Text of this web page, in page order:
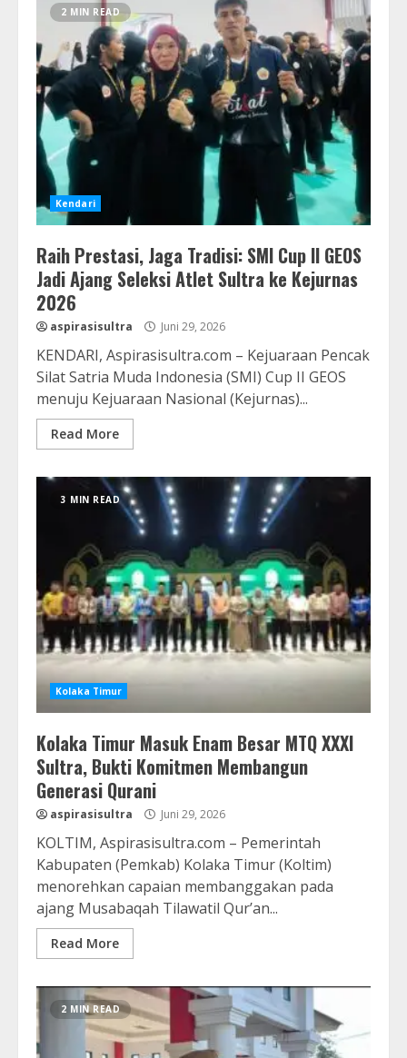
2 MIN READ
Kendari
Raih Prestasi, Jaga Tradisi: SMI Cup II GEOS
Jadi Ajang Seleksi Atlet Sultra ke Kejurnas
2026
aspirasisultra Juni 29, 2026
KENDARI, Aspirasisultra.com – Kejuaraan Pencak
Silat Satria Muda Indonesia (SMI) Cup II GEOS
menuju Kejuaraan Nasional (Kejurnas)...
Read More
3 MIN READ
Kolaka Timur
Kolaka Timur Masuk Enam Besar MTQ XXXI
Sultra, Bukti Komitmen Membangun
Generasi Qurani
aspirasisultra Juni 29, 2026
KOLTIM, Aspirasisultra.com – Pemerintah
Kabupaten (Pemkab) Kolaka Timur (Koltim)
menorehkan capaian membanggakan pada
ajang Musabaqah Tilawatil Qur’an...
Read More
2 MIN READ